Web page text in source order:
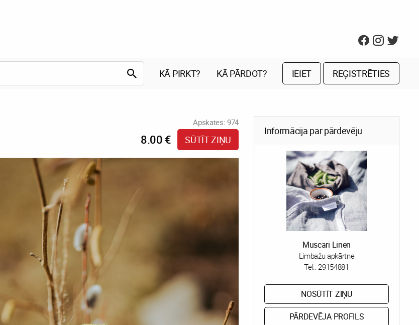
KĀ PIRKT? KĀ PĀRDOT? IEIET REĢISTRĒTIES
Apskates: 974
8.00 € SŪTĪT ZIŅU
Informācija par pārdevēju
Muscari Linen
Limbažu apkārtne
Tel.:29154881
NOSŪTĪT ZIŅU
PĀRDEVĒJA PROFILS